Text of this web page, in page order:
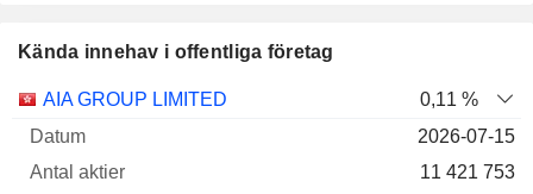
Kända innehav i offentliga företag
Antal
AIA GROUP LIMITED
0,11 %
2026-07-15
11 421 753